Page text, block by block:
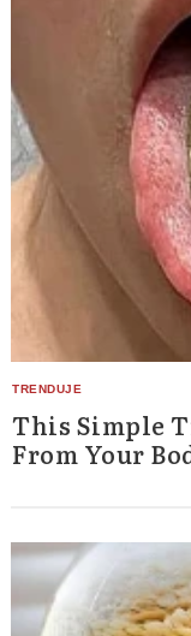
This Simple
From Your